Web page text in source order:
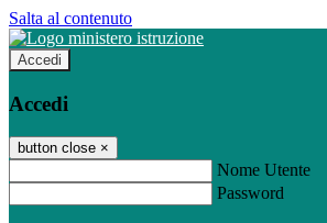
Salta al contenuto
Accedi
Accedi
button close ×
Nome Utente
Password